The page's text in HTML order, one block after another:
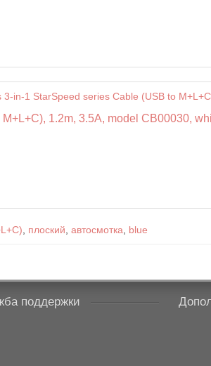
1.2m, 3.5A, model CB00030,
плоский автосмотка blue
поддержки